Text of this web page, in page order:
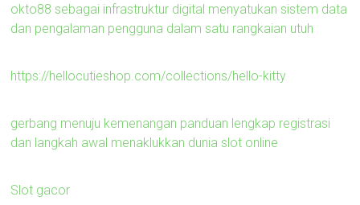
okto88 sebagai infrastruktur digital menyatukan sistem data
dan pengalaman pengguna dalam satu rangkaian utuh
https://hellocutieshop.com/collections/hello-kitty
gerbang menuju kemenangan panduan lengkap registrasi
dan langkah awal menaklukkan dunia slot online
Slot gacor